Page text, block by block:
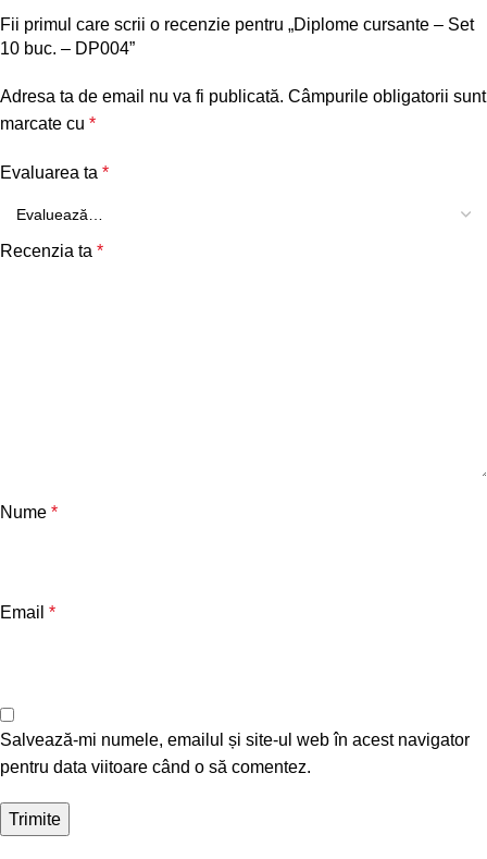
Fii primul care scrii o recenzie pentru „Diplome cursante – Set
10 buc. – DP004”
Adresa ta de email nu va fi publicată. Câmpurile obligatorii sunt
marcate cu *
Evaluarea ta *
Recenzia ta *
Nume *
Email *
Salvează-mi numele, emailul și site-ul web în acest navigator
pentru data viitoare când o să comentez.